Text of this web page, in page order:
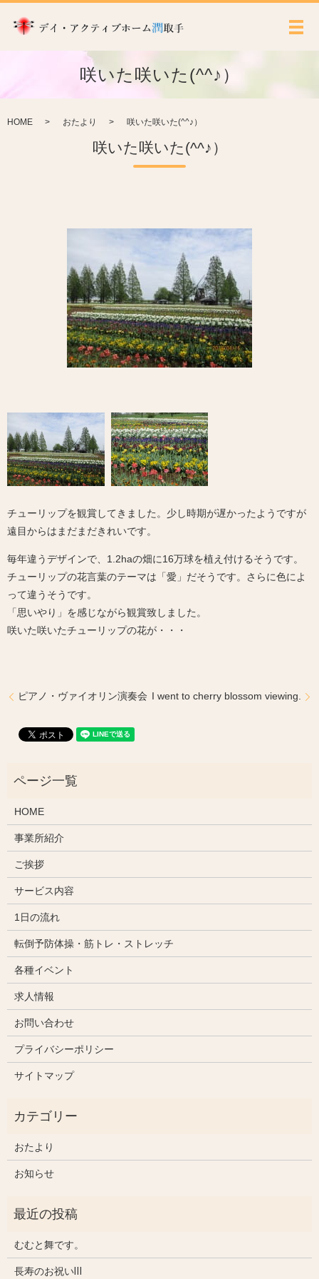
メ
咲いた咲いた(^^♪）
HOME おたより 咲いた咲いた(^^♪）
咲いた咲いた(^^♪）
チューリップを観賞してきました。少し時期が遅かったようですが
遠目からはまだまだきれいです。
毎年違うデザインで、1.2haの畑に16万球を植え付けるそうです。
チューリップの花言葉のテーマは「愛」だそうです。さらに色によ
って違うそうです。
「思いやり」を感じながら観賞致しました。
咲いた咲いたチューリップの花が・・・
ピアノ・ヴァイオリン演奏会 I went to cherry blossom viewing.
HOME
事業所紹介
ご挨拶
サービス内容
1日の流れ
転倒予防体操・筋トレ・ストレッチ
各種イベント
求人情報
お問い合わせ
プライバシーポリシー
サイトマップ
おたより
お知らせ
むむと舞です。
長寿のお祝いⅢ